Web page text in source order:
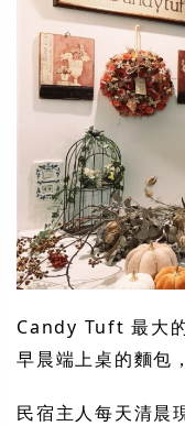
Candy Tuft 最大
早晨端上桌的麵包
民宿主人每天清晨